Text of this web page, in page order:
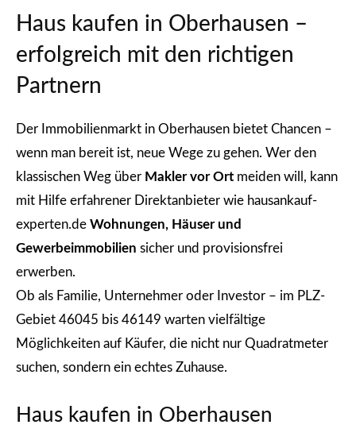
Haus kaufen in Oberhausen –
erfolgreich mit den richtigen
Partnern
Der Immobilienmarkt in Oberhausen bietet Chancen –
wenn man bereit ist, neue Wege zu gehen. Wer den
klassischen Weg über Makler vor Ort meiden will, kann
mit Hilfe erfahrener Direktanbieter wie hausankauf-
experten.de Wohnungen, Häuser und
Gewerbeimmobilien sicher und provisionsfrei
erwerben.
Ob als Familie, Unternehmer oder Investor – im PLZ-
Gebiet 46045 bis 46149 warten vielfältige
Möglichkeiten auf Käufer, die nicht nur Quadratmeter
suchen, sondern ein echtes Zuhause.
Haus kaufen in Oberhausen